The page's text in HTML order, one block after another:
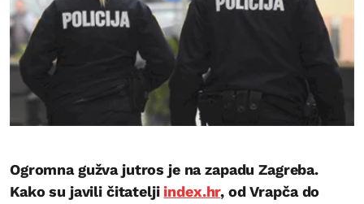
Ogromna gužva jutros je na zapadu Zagreba.
Kako su javili čitateljiindex.hr, od Vrapča do